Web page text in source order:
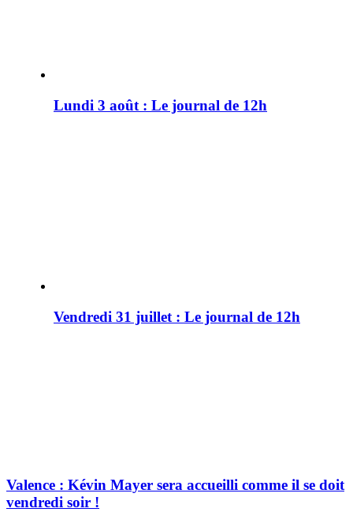
Lundi 3 août : Le journal de 12h
Vendredi 31 juillet : Le journal de 12h
Valence : Kévin Mayer sera accueilli comme il se doit
vendredi soir !